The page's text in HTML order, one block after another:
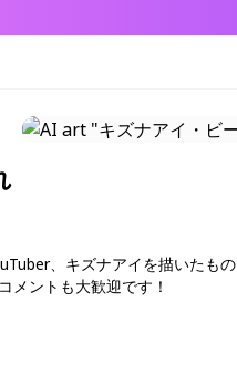
、キズナアイを描いたも
メントも大歓迎です！